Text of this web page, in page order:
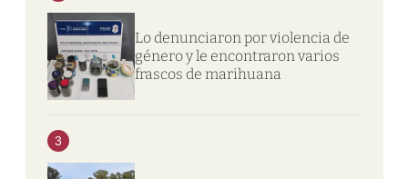
Lo denunciaron por violencia de
género y le encontraron varios
frascos de marihuana
3